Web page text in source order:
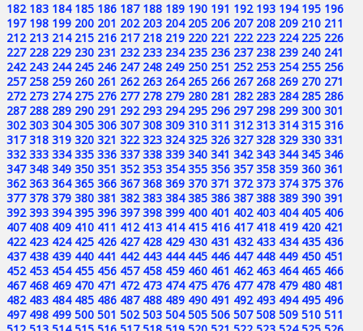
182 183 184 185 186 187 188 189 190 191 192 193 194 195 196
197 198 199 200 201 202 203 204 205 206 207 208 209 210 211
212 213 214 215 216 217 218 219 220 221 222 223 224 225 226
227 228 229 230 231 232 233 234 235 236 237 238 239 240 241
242 243 244 245 246 247 248 249 250 251 252 253 254 255 256
257 258 259 260 261 262 263 264 265 266 267 268 269 270 271
272 273 274 275 276 277 278 279 280 281 282 283 284 285 286
287 288 289 290 291 292 293 294 295 296 297 298 299 300 301
302 303 304 305 306 307 308 309 310 311 312 313 314 315 316
317 318 319 320 321 322 323 324 325 326 327 328 329 330 331
332 333 334 335 336 337 338 339 340 341 342 343 344 345 346
347 348 349 350 351 352 353 354 355 356 357 358 359 360 361
362 363 364 365 366 367 368 369 370 371 372 373 374 375 376
377 378 379 380 381 382 383 384 385 386 387 388 389 390 391
392 393 394 395 396 397 398 399 400 401 402 403 404 405 406
407 408 409 410 411 412 413 414 415 416 417 418 419 420 421
422 423 424 425 426 427 428 429 430 431 432 433 434 435 436
437 438 439 440 441 442 443 444 445 446 447 448 449 450 451
452 453 454 455 456 457 458 459 460 461 462 463 464 465 466
467 468 469 470 471 472 473 474 475 476 477 478 479 480 481
482 483 484 485 486 487 488 489 490 491 492 493 494 495 496
497 498 499 500 501 502 503 504 505 506 507 508 509 510 511